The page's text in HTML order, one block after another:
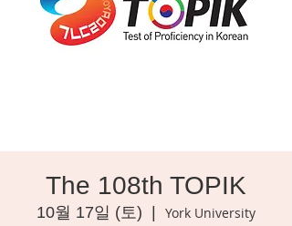
The 108th TOPIK
10월 17일 (토)
York University